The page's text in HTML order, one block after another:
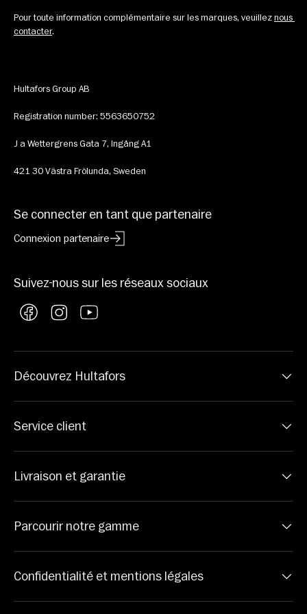
Pour toute information complémentaire sur les marques, veuillez nous
contacter.
Hultafors Group AB
Registration number: 5563650752
J a Wettergrens Gata 7, Ingång A1
421 30 Västra Frölunda, Sweden
Se connecter en tant que partenaire
Connexion partenaire
Suivez-nous sur les réseaux sociaux
FacebookInstagramYouTube
Découvrez Hultafors
Service client
Livraison et garantie
Parcourir notre gamme
Confidentialité et mentions légales